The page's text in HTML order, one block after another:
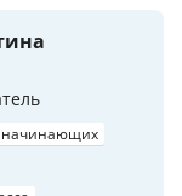
начинающих